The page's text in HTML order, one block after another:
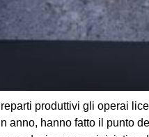
reparti produttivi gli operai
anno, hanno fatto il punto